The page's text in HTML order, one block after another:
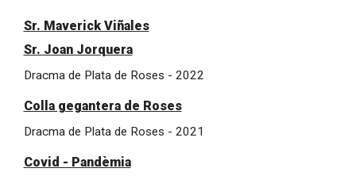
Sr. Maverick Viñales
Sr. Joan Jorquera
Dracma de Plata de Roses - 2022
Colla gegantera de Roses
Dracma de Plata de Roses - 2021
Covid - Pandèmia